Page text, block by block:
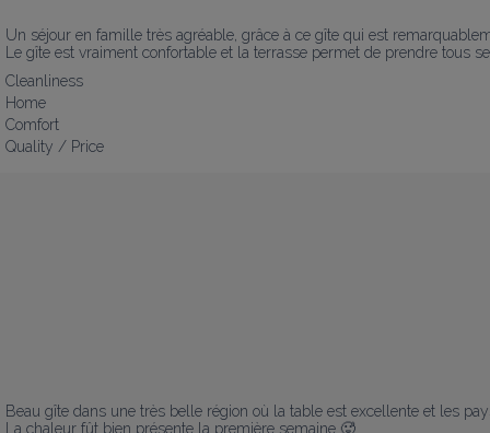
Un séjour en famille très agréable, grâce à ce gîte qui est
Le gîte est vraiment confortable et la terrasse permet de prendre tous
Cleanliness
Home
Comfort
Quality / Price
Beau gîte dans une très belle région où la table est excellente et les
La chaleur fût bien présente la première semaine 🥵